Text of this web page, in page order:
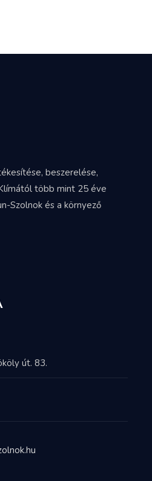
beszerelése,
több mint 25 éve
Szolnok és a környező
út. 83.